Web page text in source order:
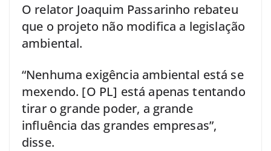
O relator Joaquim Passarinho rebateu
que o projeto não modifica a legislação
ambiental.
“Nenhuma exigência ambiental está se
mexendo. [O PL] está apenas tentando
tirar o grande poder, a grande
influência das grandes empresas”,
disse.